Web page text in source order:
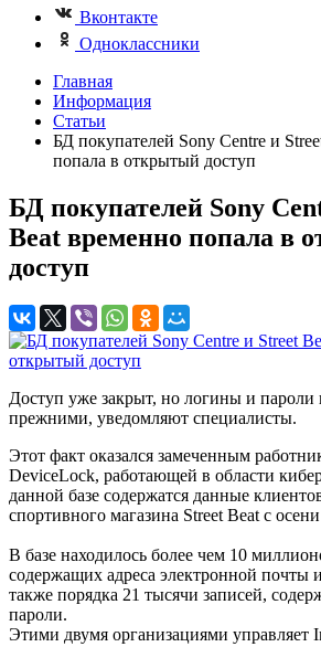
Вконтакте
Одноклассники
Главная
Информация
Статьи
БД покупателей Sony Centre и
попала в открытый доступ
БД покупателей Sony
Beat временно попала в
доступ
Доступ уже закрыт, но логины и пароли
прежними, уведомляют специалисты.
Этот факт оказался замеченным
DeviceLock, работающей в области
данной базе содержатся данные
спортивного магазина Street Beat с
В базе находилось более чем 10
содержащих адреса электронной почты
также порядка 21 тысячи записей,
пароли.
Этими двумя организациями управляет